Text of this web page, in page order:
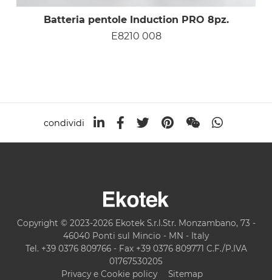
Batteria pentole Induction PRO 8pz.
E8210 008
condividi
Copyright © 2023-2026 Ekotek S.r.l.Str. Monzambano, 73 -
46040 Ponti sul Mincio - MN - Italy
Tel. +39 0376 809766 - Fax +39 0376 809771 C.F./P.IVA
01767530205
Privacy e Cookie policy
Sitemap